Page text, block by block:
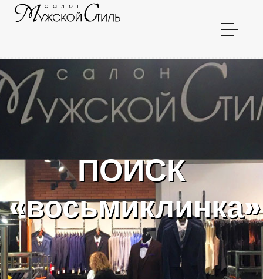
ПОИСК
«восьмиклинка»